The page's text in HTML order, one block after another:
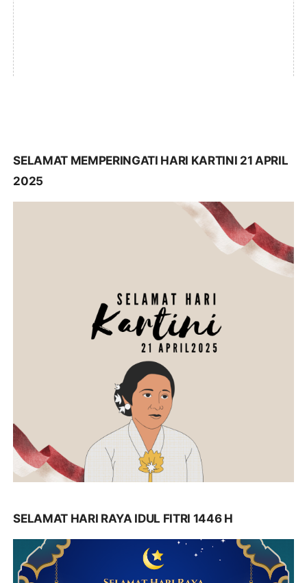
SELAMAT MEMPERINGATI HARI KARTINI 21 APRIL
2025
SELAMAT HARI RAYA IDUL FITRI 1446 H